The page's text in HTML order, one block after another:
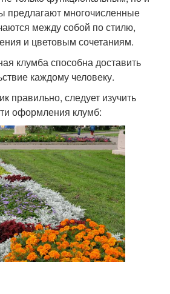
предлагают многочисленные
между собой по стилю,
и цветовым сочетаниям.
клумба способна доставить
каждому человеку.
правильно, следует изучить
оформления клумб: